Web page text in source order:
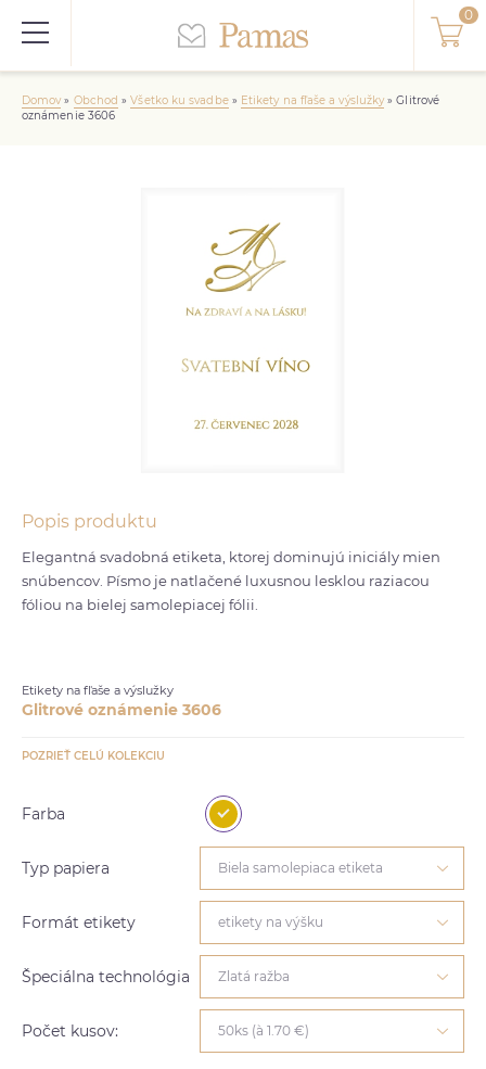
Domov» Obchod »Všetko ku svadbe» Etikety na fľaše a výslužky »Glitrové
oznámenie 3606
Popis produktu
Elegantná svadobná etiketa, ktorej dominujú iniciály mien
snúbencov. Písmo je natlačené luxusnou lesklou raziacou
fóliou na bielej samolepiacej fólii.
Etikety na fľaše a výslužky
Glitrové oznámenie 3606
POZRIEŤ CELÚ KOLEKCIU
Farba
Typ papiera Biela samolepiaca etiketa
Formát etikety etikety na výšku
Špeciálna technológia Zlatá ražba
Počet kusov: 50ks (à 1.70 €)